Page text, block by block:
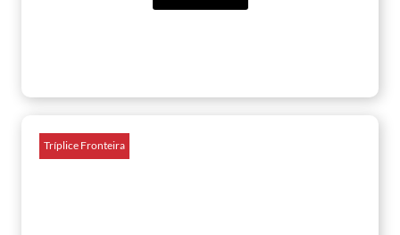
Tríplice Fronteira